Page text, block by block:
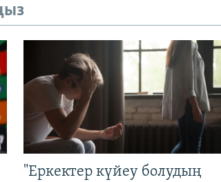
"Еркектер күйеу болудың